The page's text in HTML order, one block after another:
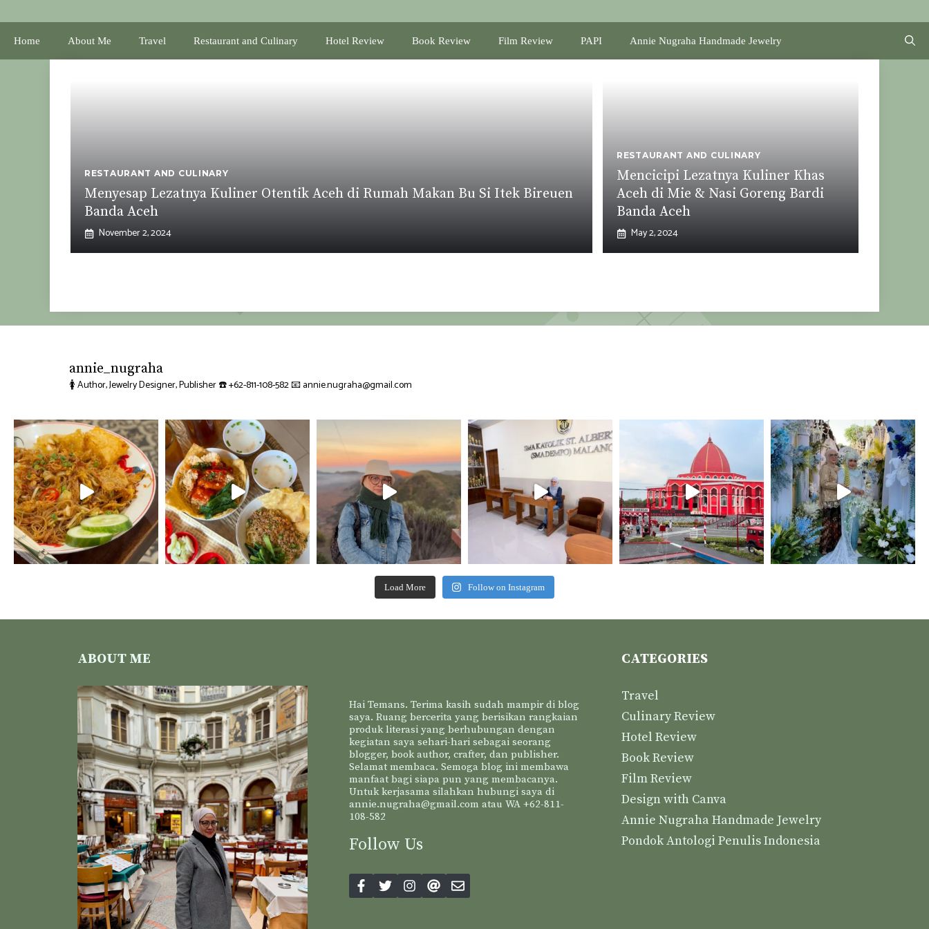
Home About Me Travel Restaurant and Culinary Hotel Review Book Review Film Review PAPI Annie Nugraha Handmade Jewelry
RESTAURANT AND CULINARY
Menyesap Lezatnya Kuliner Otentik Aceh di Rumah Makan Bu Si Itek Bireuen
Banda Aceh
November 2, 2024
RESTAURANT AND CULINARY
Mencicipi Lezatnya Kuliner Khas
Aceh di Mie & Nasi Goreng Bardi
Banda Aceh
May 2, 2024
annie_nugraha
🚺 Author, Jewelry Designer, Publisher☎️ +62-811-108-582📧 annie.nugraha@gmail.com
Load More Follow on Instagram
ABOUT ME
Hai Temans. Terima kasih sudah mampir di blog
saya. Ruang bercerita yang berisikan rangkaian
produk literasi yang berhubungan dengan
kegiatan saya sehari-hari sebagai seorang
blogger, book author, crafter, dan publisher.
Selamat membaca. Semoga blog ini membawa
manfaat bagi siapa pun yang membacanya.
Untuk kerjasama silahkan hubungi saya di
annie.nugraha@gmail.com atau WA +62-811-
108-582
Follow Us
CATEGORIES
Travel
Culinary Review
Hotel Review
Book Review
Film Review
Design with Canva
Annie Nugraha Handmade Jewelry
Pondok Antologi Penulis Indonesia